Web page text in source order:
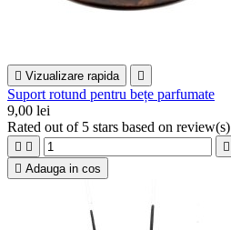
 Vizualizare rapida 
Suport rotund pentru bețe parfumate
9,00 lei
Rated out of 5 stars based on review(s)
  
 Adauga in cos